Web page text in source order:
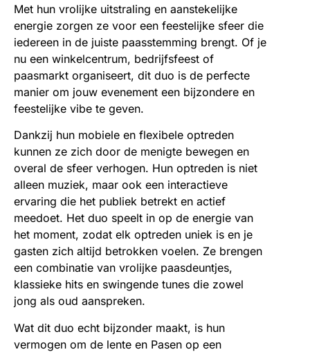
Met hun vrolijke uitstraling en aanstekelijke
energie zorgen ze voor een feestelijke sfeer die
iedereen in de juiste paasstemming brengt. Of je
nu een winkelcentrum, bedrijfsfeest of
paasmarkt organiseert, dit duo is de perfecte
manier om jouw evenement een bijzondere en
feestelijke vibe te geven.
Dankzij hun mobiele en flexibele optreden
kunnen ze zich door de menigte bewegen en
overal de sfeer verhogen. Hun optreden is niet
alleen muziek, maar ook een interactieve
ervaring die het publiek betrekt en actief
meedoet. Het duo speelt in op de energie van
het moment, zodat elk optreden uniek is en je
gasten zich altijd betrokken voelen. Ze brengen
een combinatie van vrolijke paasdeuntjes,
klassieke hits en swingende tunes die zowel
jong als oud aanspreken.
Wat dit duo echt bijzonder maakt, is hun
vermogen om de lente en Pasen op een